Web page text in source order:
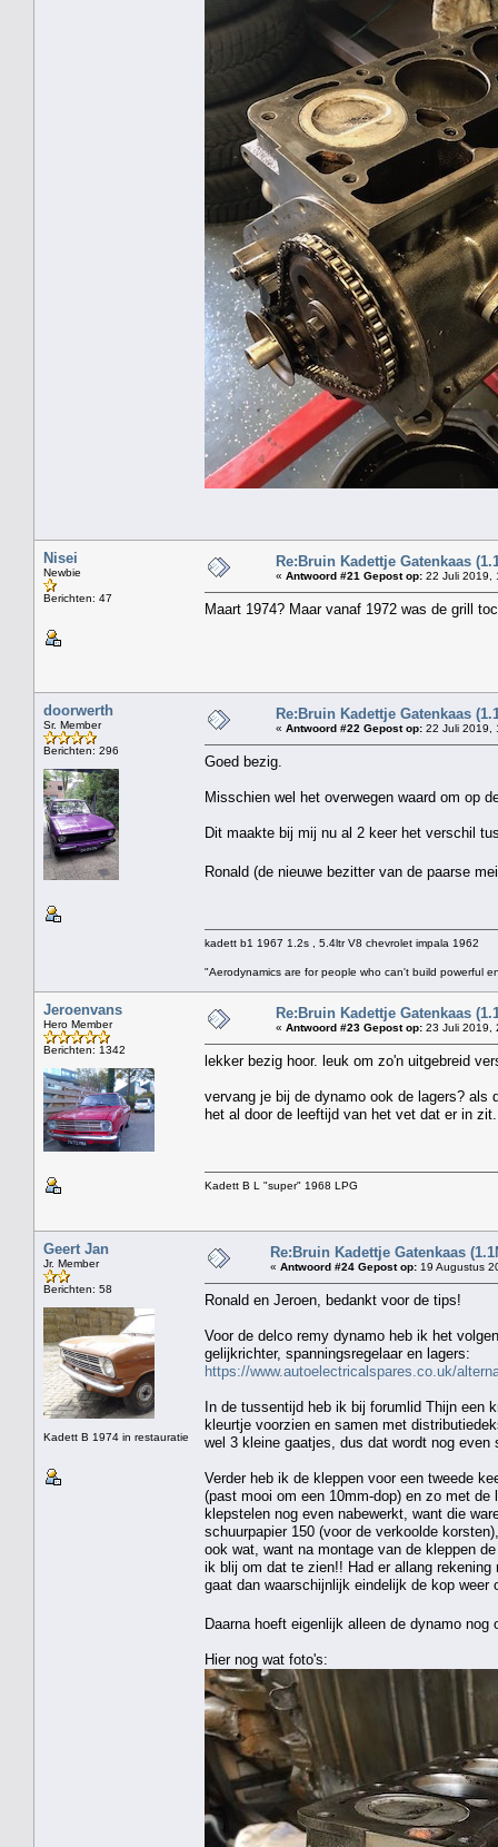
Nisei
Newbie
Berichten: 47
Re:Bruin Kadettje Gatenkaas
« Antwoord #21 Gepost op: 22 Juli 2019,
Maart 1974? Maar vanaf 1972 was de grill
doorwerth
Sr. Member
Berichten: 296
Re:Bruin Kadettje Gatenkaas
« Antwoord #22 Gepost op: 22 Juli 2019,
Goed bezig.
Misschien wel het overwegen waard om op
Dit maakte bij mij nu al 2 keer het verschil
Ronald (de nieuwe bezitter van de paarse
kadett b1 1967 1.2s , 5.4ltr V8 chevrolet impala 1962
"Aerodynamics are for people who can't build powerful
Jeroenvans
Hero Member
Berichten: 1342
Re:Bruin Kadettje Gatenkaas
« Antwoord #23 Gepost op: 23 Juli 2019,
lekker bezig hoor. leuk om zo'n uitgebreid
vervang je bij de dynamo ook de lagers? als
het al door de leeftijd van het vet dat er in zit.
Kadett B L "super" 1968 LPG
Geert Jan
Jr. Member
Berichten: 58
Kadett B 1974 in restauratie
Re:Bruin Kadettje Gatenkaas
« Antwoord #24 Gepost op: 19 Augustus
Ronald en Jeroen, bedankt voor de tips!
Voor de delco remy dynamo heb ik het
gelijkrichter, spanningsregelaar en lagers:
https://www.autoelectricalspares.co.uk/
In de tussentijd heb ik bij forumlid Thijn een
kleurtje voorzien en samen met
wel 3 kleine gaatjes, dus dat wordt nog
Verder heb ik de kleppen voor een tweede
(past mooi om een 10mm-dop) en zo met
klepstelen nog even nabewerkt, want die
schuurpapier 150 (voor de verkoolde
ook wat, want na montage van de kleppen
ik blij om dat te zien!! Had er allang
gaat dan waarschijnlijk eindelijk de kop
Daarna hoeft eigenlijk alleen de dynamo
Hier nog wat foto's: